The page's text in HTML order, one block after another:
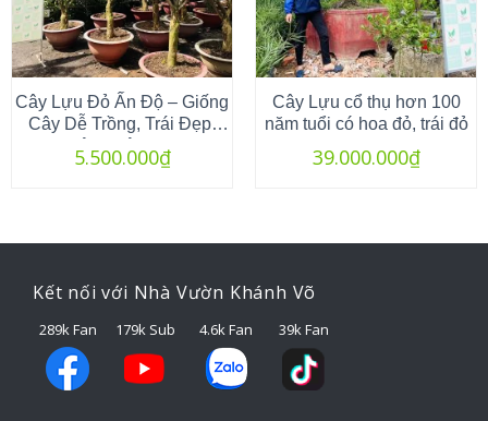
Cây Lựu Đỏ Ấn Độ – Giống
Cây Dễ Trồng, Trái Đẹp,
Ngọt Đậm, Cây Cao 2m5
5.500.000₫
Cây Lựu cổ thụ hơn 100
năm tuổi có hoa đỏ, trái đỏ
39.000.000₫
Kết nối với Nhà Vườn Khánh Võ
289k Fan 179k Sub 4.6k Fan 39k Fan